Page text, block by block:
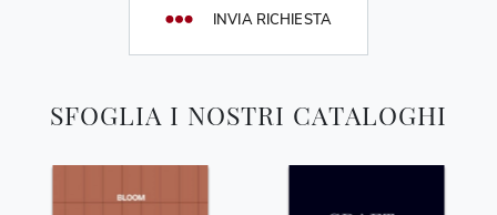
SFOGLIA I NOSTRI CATALOGHI
INVIA RICHIESTA